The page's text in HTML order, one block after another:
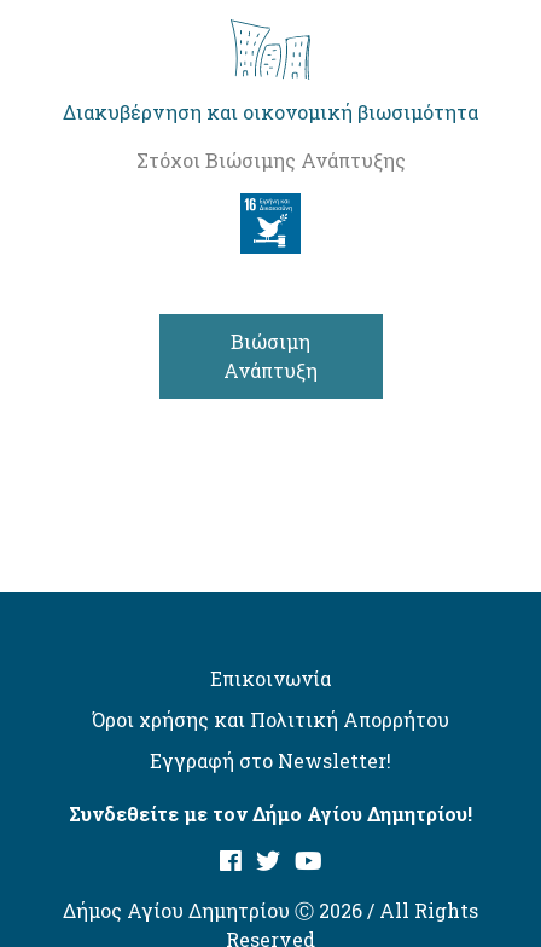
Διακυβέρνηση και οικονομική βιωσιμότητα
Στόχοι Βιώσιμης Ανάπτυξης
Βιώσιμη
Ανάπτυξη
Επικοινωνία
Όροι χρήσης και Πολιτική Απορρήτου
Εγγραφή στο Newsletter!
Συνδεθείτε με τον Δήμο Αγίου Δημητρίου!
Δήμος Αγίου Δημητρίου Ⓒ 2026 / All Rights
Reserved